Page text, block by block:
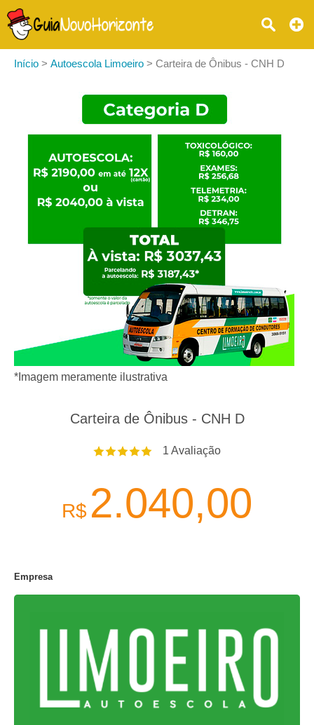
Início > Autoescola Limoeiro > Carteira de Ônibus - CNH D
*Imagem meramente ilustrativa
Carteira de Ônibus - CNH D
1 Avaliação
R$ 2.040,00
Empresa